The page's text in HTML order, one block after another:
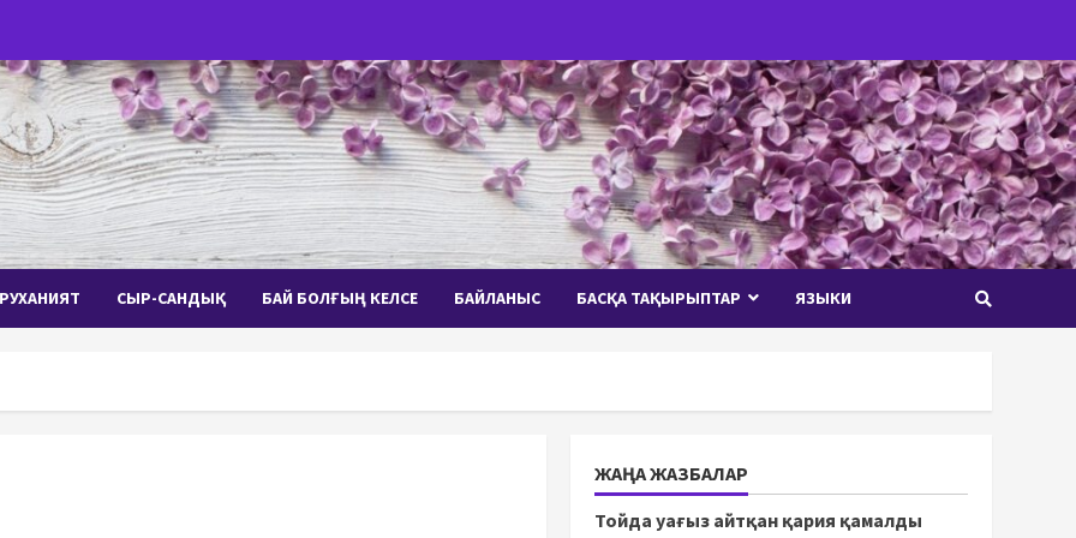
РУХАНИЯТ СЫР-САНДЫҚ БАЙ БОЛҒЫҢ КЕЛСЕ БАЙЛАНЫС БАСҚА ТАҚЫРЫПТАР ЯЗЫКИ
ЖАҢА ЖАЗБАЛАР
Тойда уағыз айтқан қария қамалды